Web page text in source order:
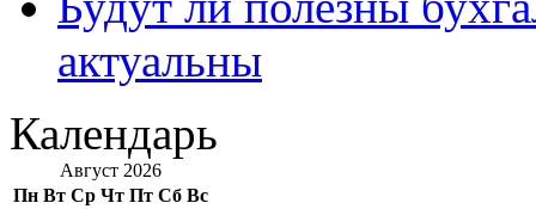
актуальны
Календарь
Август 2026
Пн Вт Ср Чт Пт Сб Вс